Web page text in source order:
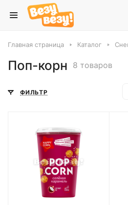
Главная страница Каталог
Поп-корн 8 товаров
ФИЛЬТР